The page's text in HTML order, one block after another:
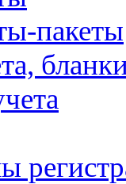
пакеты